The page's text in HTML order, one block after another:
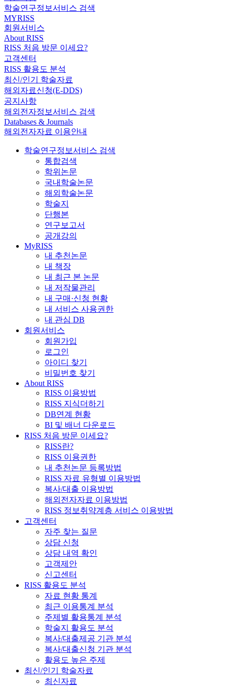
학술연구정보서비스 검색
MYRISS
회원서비스
About RISS
RISS 처음 방문 이세요?
고객센터
RISS 활용도 분석
최신/인기 학술자료
해외자료신청(E-DDS)
공지사항
해외전자정보서비스 검색
Databases & Journals
해외전자자료 이용안내
학술연구정보서비스 검색
통합검색
학위논문
국내학술논문
해외학술논문
학술지
단행본
연구보고서
공개강의
MyRISS
내 추천논문
내 책장
내 최근 본 논문
내 저작물관리
내 구매·신청 현황
내 서비스 사용권한
내 관심 DB
회원서비스
회원가입
로그인
아이디 찾기
비밀번호 찾기
About RISS
RISS 이용방법
RISS 지식더하기
DB연계 현황
BI 및 배너 다운로드
RISS 처음 방문 이세요?
RISS란?
RISS 이용권한
내 추천논문 등록방법
RISS 자료 유형별 이용방법
복사/대출 이용방법
해외전자자료 이용방법
RISS 정보취약계층 서비스 이용방법
고객센터
자주 찾는 질문
상담 신청
상담 내역 확인
고객제안
신고센터
RISS 활용도 분석
자료 현황 통계
최근 이용통계 분석
주제별 활용통계 분석
학술지 활용도 분석
복사/대출제공 기관 분석
복사/대출신청 기관 분석
활용도 높은 주제
최신/인기 학술자료
최신자료